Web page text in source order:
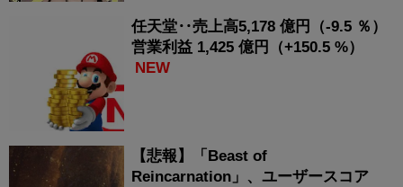
任天堂‥売上高5,178 億円（-9.5 ％）
営業利益 1,425 億円（+150.5 %）
NEW
【悲報】「Beast of
Reincarnation」、ユーザースコア